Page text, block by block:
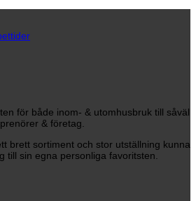
för både inom- & utomhusbruk till såväl
& företag.
brett sortiment och stor utställning kunna
till sin egna personliga favoritsten.